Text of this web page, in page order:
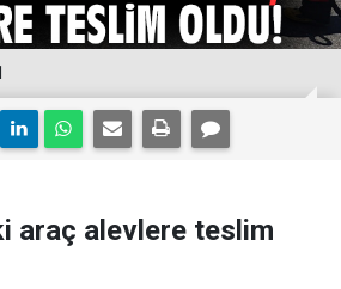
araç alevlere teslim